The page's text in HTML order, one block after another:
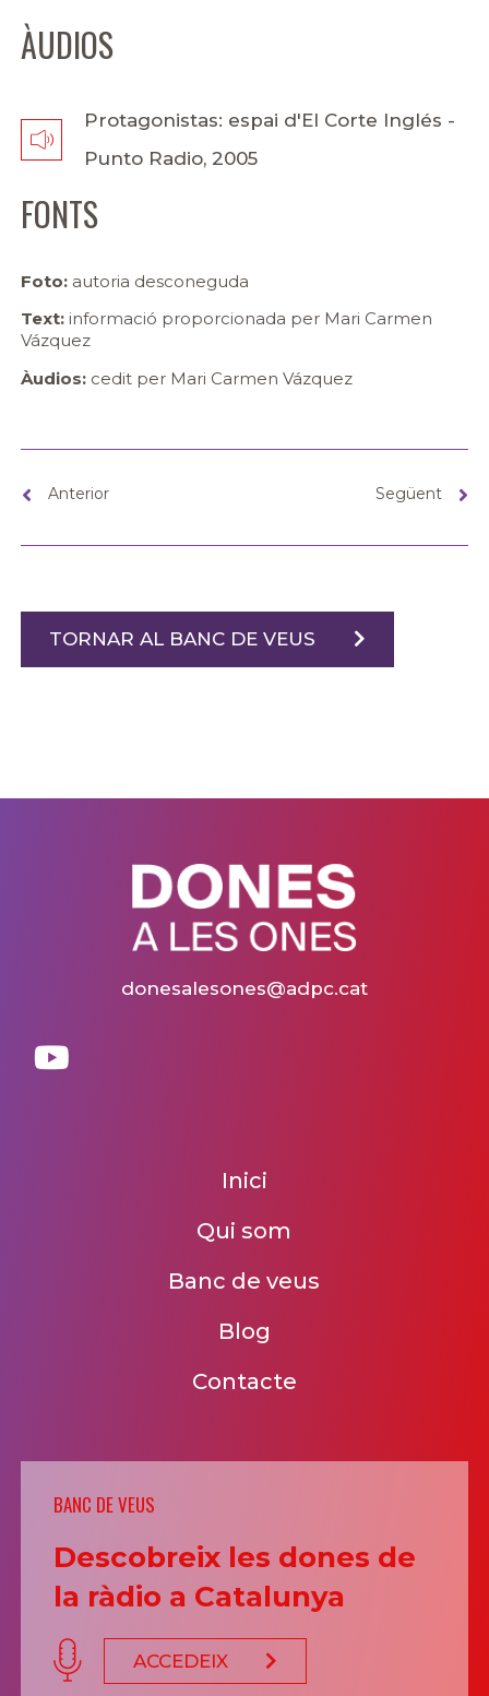
ÀUDIOS
Protagonistas: espai d'El Corte Inglés -
Punto Radio, 2005
FONTS
Foto:autoria desconeguda
Text:informació proporcionada per Mari Carmen
Vázquez
Àudios:cedit per Mari Carmen Vázquez
Següent
Anterior
TORNAR AL BANC DE VEUS
donesalesones@adpc.cat
Inici
Qui som
Banc de veus
Blog
Contacte
BANC DE VEUS
Descobreix les dones de
la ràdio a Catalunya
ACCEDEIX